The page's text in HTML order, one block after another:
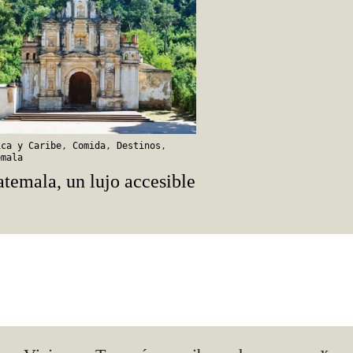
y Caribe, Comida, Destinos ,
un lujo accesible